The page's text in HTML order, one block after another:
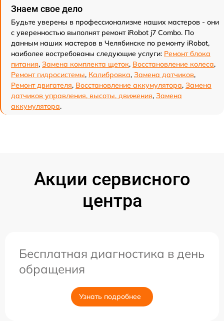
Знаем свое дело
Будьте уверены в профессионализме наших мастеров - они
с уверенностью выполнят ремонт iRobot j7 Combo. По
данным наших мастеров в Челябинске по ремонту iRobot,
наиболее востребованы следующие услуги: Ремонт блока
питания, Замена комплекта щеток, Восстановление колеса,
Ремонт гидросистемы, Калибровка, Замена датчиков,
Ремонт двигателя, Восстановление аккумулятора, Замена
датчиков управления, высоты, движения, Замена
аккумулятора.
Акции сервисного
центра
Бесплатная диагностика в день
обращения
Узнать подробнее